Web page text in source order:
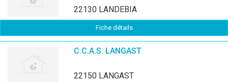
22130 LANDEBIA
Fiche détails
C.C.A.S. LANGAST
22150 LANGAST